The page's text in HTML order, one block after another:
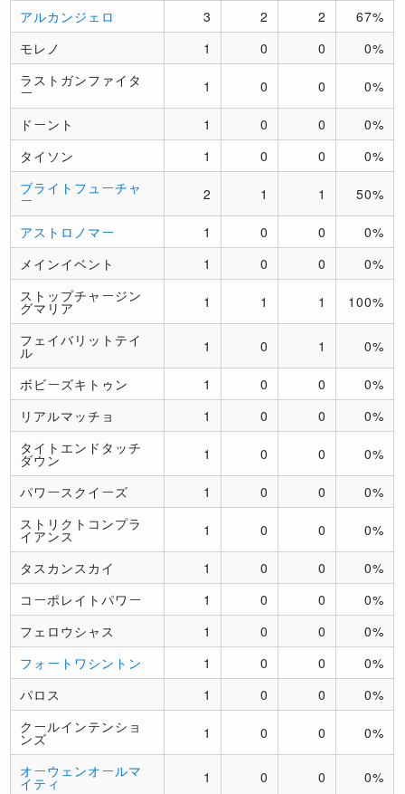
アルカンジェロ 3 2 2
67%
モレノ
1 0 0
0%
ラストガンファイタ
ー 1 0 0 0%
ドーント 1 0 0
0%
タイソン
1 0 0
0%
ブライトフューチャ
ー 2 1 1 50%
アストロノマー 1 0 0
0%
メインイベント
1 0 0
0%
ストップチャージン
グマリア 1 1 1 100%
フェイバリットテイ
ル 1 0 1 0%
ボビーズキトゥン 1 0 0
0%
リアルマッチョ
1 0 0
0%
タイトエンドタッチ
ダウン 1 0 0 0%
パワースクイーズ 1 0 0
0%
ストリクトコンプラ
イアンス 1 0 0 0%
タスカンスカイ 1 0 0
0%
コーポレイトパワー
1 0 0
0%
フェロウシャス
1 0 0
0%
フォートワシントン
1 0 0
0%
パロス
1 0 0
0%
クールインテンショ
ンズ 1 0 0 0%
オーウェンオールマ
イティ 1 0 0 0%